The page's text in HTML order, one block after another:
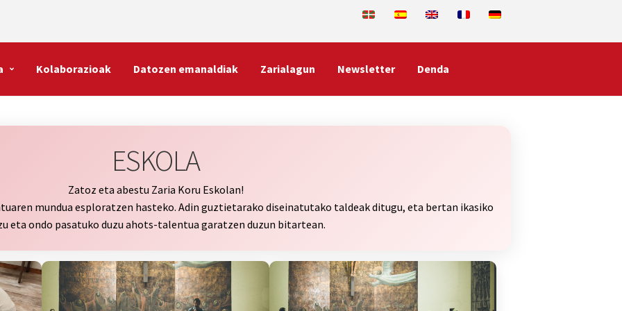
Kolaborazioak Datozen emanaldiak Zarialagun Newsletter Denda
ESKOLA
Zatoz eta abestu Zaria Koru Eskolan!
mundua esploratzen hasteko. Adin guztietarako diseinatutako taldeak ditugu, eta bertan ikasiko
eta ondo pasatuko duzu ahots-talentua garatzen duzun bitartean.